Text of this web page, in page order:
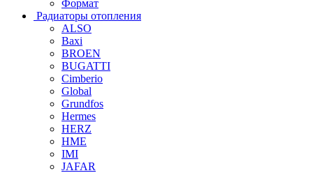
Формат
Радиаторы отопления
ALSO
Baxi
BROEN
BUGATTI
Cimberio
Global
Grundfos
Hermes
HERZ
HME
IMI
JAFAR